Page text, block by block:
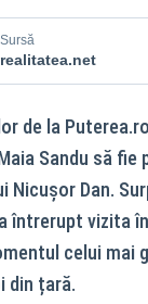
Sursă
realitatea.net
de la
Sandu să fie
Nicușor Dan.
întrerupt vizita
celui mai
din țară.